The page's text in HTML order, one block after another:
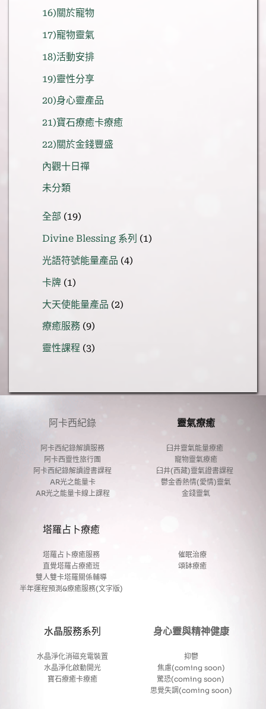
16)關於寵物
17)寵物靈氣
18)活動安排
19)靈性分享
20)身心靈產品
21)寶石療癒卡療癒
22)關於金錢豐盛
內觀十日禪
未分類
全部 1919
產
品
Divine Blessing 系列 11
光語符號能量產品 44
卡牌 11
產
品
大天使能量產品 22
療癒服務 99
產
靈性課程 33
阿卡西紀錄
阿卡西紀錄解讀服務
阿卡西靈性旅行團
阿卡西紀錄解讀證書課程
AR光之能量卡
AR光之能量卡線上課程
靈氣療癒
臼井靈氣能量療癒
寵物靈氣療癒
臼井(西藏)靈氣證書課程
鬱金香熱情(愛情)靈氣
金錢靈氣
塔羅占卜療癒
塔羅占卜療癒服務
直覺塔羅占療癒班
雙人雙卡塔羅關係輔導
半年運程預測&療癒服務(文字版)
催眠治療
頌缽療癒
水晶服務系列
水晶淨化消磁充電裝置
水晶淨化啟動開光
寶石療癒卡療癒
身心靈與精神健康
抑鬱
焦慮(coming soon)
驚恐(coming soon)
思覺失調(coming soon)